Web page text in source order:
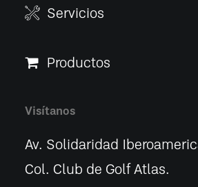
Servicios
Productos
Visítanos
Av. Solidaridad
Col. Club de Golf Atlas.